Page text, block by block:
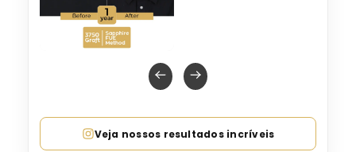
Veja nossos resultados incríveis